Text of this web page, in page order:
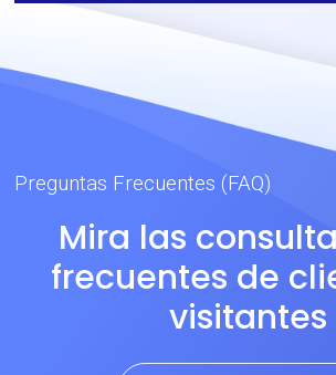
diseñada para cumplir con
Norteamericana con 50
Preguntas Frecuentes (FAQ)
Mira las
frecuentes de
visitantes